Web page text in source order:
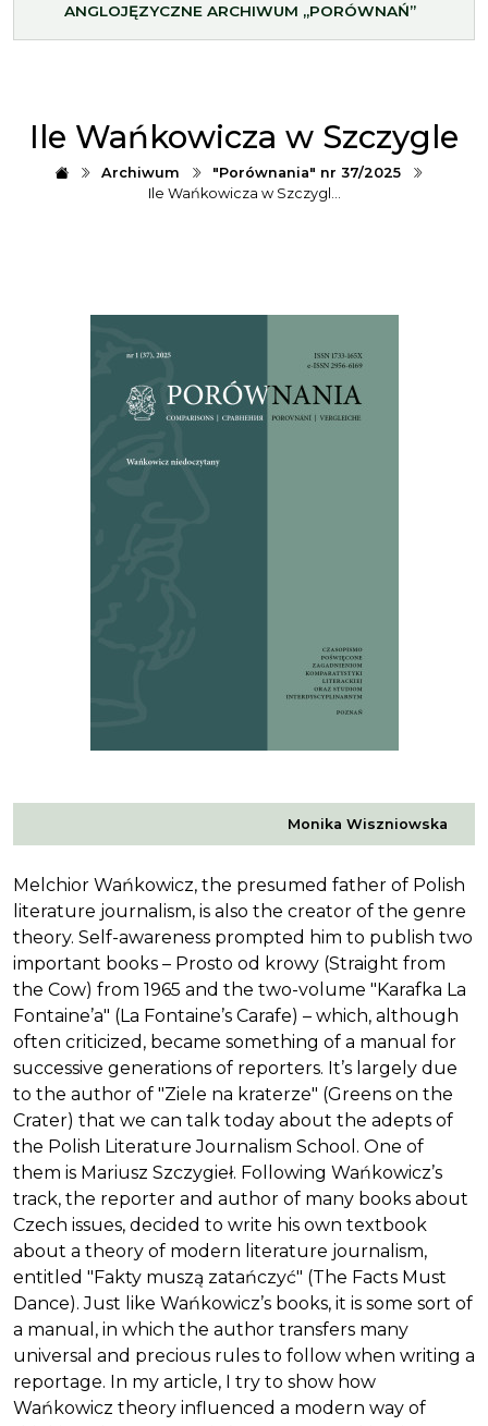
ANGLOJĘZYCZNE ARCHIWUM „PORÓWNAŃ”
Ile Wańkowicza w Szczygle
Archiwum
"Porównania" nr 37/2025
Ile Wańkowicza w Szczygl…
Monika Wiszniowska
Melchior Wańkowicz, the presumed father of Polish
literature journalism, is also the creator of the genre
theory. Self-awareness prompted him to publish two
important books – Prosto od krowy (Straight from
the Cow) from 1965 and the two-volume "Karafka La
Fontaine’a" (La Fontaine’s Carafe) – which, although
often criticized, became something of a manual for
successive generations of reporters. It’s largely due
to the author of "Ziele na kraterze" (Greens on the
Crater) that we can talk today about the adepts of
the Polish Literature Journalism School. One of
them is Mariusz Szczygieł. Following Wańkowicz’s
track, the reporter and author of many books about
Czech issues, decided to write his own textbook
about a theory of modern literature journalism,
entitled "Fakty muszą zatańczyć" (The Facts Must
Dance). Just like Wańkowicz’s books, it is some sort of
a manual, in which the author transfers many
universal and precious rules to follow when writing a
reportage. In my article, I try to show how
Wańkowicz theory influenced a modern way of